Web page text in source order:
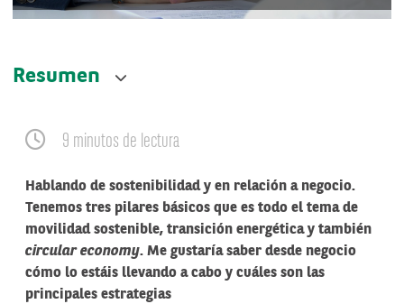
9 minutos de lectura
Hablando de sostenibilidad y en relación a negocio.
Tenemos tres pilares básicos que es todo el tema de
movilidad sostenible, transición energética y también
circular economy. Me gustaría saber desde negocio
cómo lo estáis llevando a cabo y cuáles son las
principales estrategias
Resumen